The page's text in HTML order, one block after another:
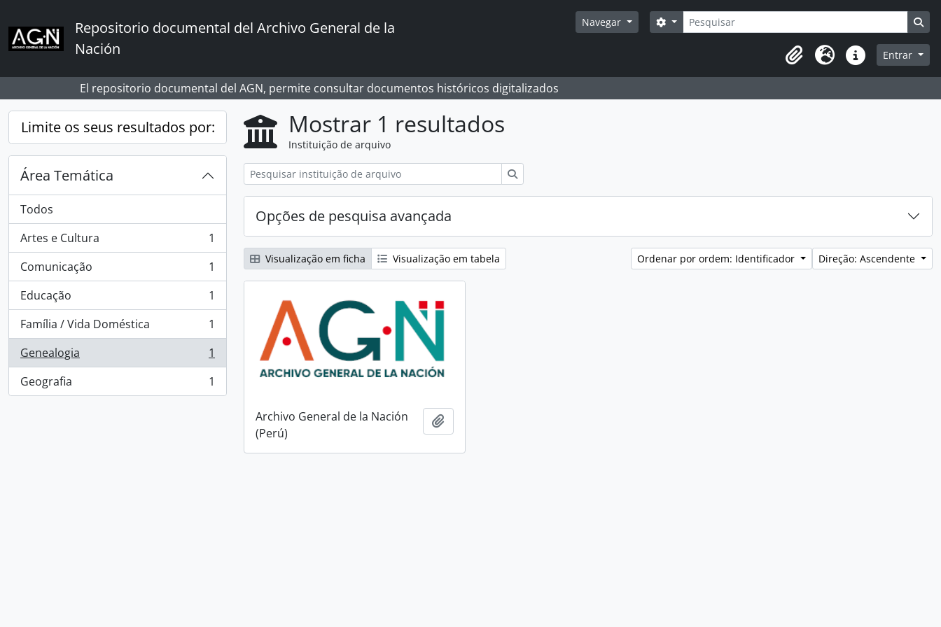
Repositorio documental del Archivo General de la
Nación
Navegar Pesquisar
Opções de busca
Área de transferência
Idioma Ligações rápidas
Entrar
El repositorio documental del AGN, permite consultar documentos históricos digitalizados
Limite os seus resultados por:
Área Temática
Todos
Artes e Cultura
, 1 resultados
1
Comunicação
, 1 resultados
1
Educação
, 1 resultados
1
Família / Vida Doméstica
, 1 resultados
1
Genealogia
, 1 resultados
1
Geografia
, 1 resultados 1
Mostrar 1 resultados
Instituição de arquivo
Opções de pesquisa avançada
Visualização em ficha Visualização em tabela Ordenar por ordem: Identificador Direção: Ascendente
Archivo General de la Nación
(Perú)